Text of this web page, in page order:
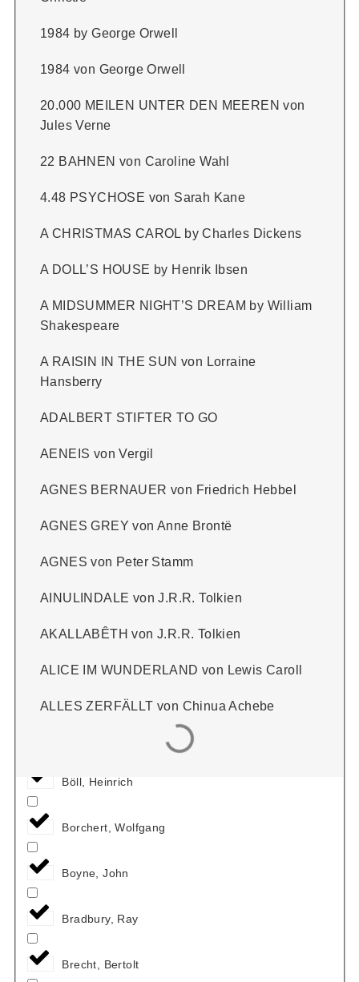
Austen, Jane
Becker, Jurek
Beecher Stowe, Harriet
Beer, Michael
Beethoven, Ludwig van
Berg, Amalie
Blyton, Enid
Böll, Heinrich
Borchert, Wolfgang
Boyne, John
Bradbury, Ray
Brecht, Bertolt
1984 by George Orwell
1984 von George Orwell
20.000 MEILEN UNTER DEN MEEREN von
Jules Verne
22 BAHNEN von Caroline Wahl
4.48 PSYCHOSE von Sarah Kane
A CHRISTMAS CAROL by Charles Dickens
A DOLL’S HOUSE by Henrik Ibsen
A MIDSUMMER NIGHT’S DREAM by William
Shakespeare
A RAISIN IN THE SUN von Lorraine
Hansberry
ADALBERT STIFTER TO GO
AENEIS von Vergil
AGNES BERNAUER von Friedrich Hebbel
AGNES GREY von Anne Brontë
AGNES von Peter Stamm
AINULINDALE von J.R.R. Tolkien
AKALLABÊTH von J.R.R. Tolkien
ALICE IM WUNDERLAND von Lewis Caroll
ALLES ZERFÄLLT von Chinua Achebe